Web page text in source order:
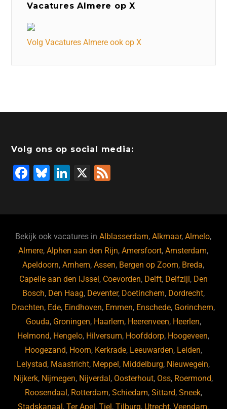
Vacatures Almere op X
Volg Vacatures Almere ook op X
Volg ons op social media:
F
b
o
o
k
Bl
ky
Li
dI
n
X
Bekijk ook vacatures inAlblasserdam,Alkmaar,Almelo,
Almere,Alphen aan den Rijn,Amersfoort,Amsterdam,
Apeldoorn,Arnhem,Assen, Bergen op Zoom, Breda,
Capelle aan den IJssel, Coevorden, Delft, Delfzijl, Den
Bosch, Den Haag, Deventer, Doetinchem, Dordrecht,
Drachten, Ede, Eindhoven, Emmen, Enschede, Gorinchem,
Gouda, Groningen, Haarlem, Heerenveen, Heerlen,
Helmond, Hengelo, Hilversum, Hoofddorp, Hoogeveen,
Hoogezand, Hoorn, Kerkrade, Leeuwarden, Leiden,
Lelystad, Maastricht, Meppel, Middelburg, Nieuwegein,
Nijkerk, Nijmegen, Nijverdal, Oosterhout, Oss, Roermond,
Roosendaal, Rotterdam, Schiedam, Sittard, Sneek,
Stadskanaal,Ter Apel,Tiel,Tilburg, Utrecht,Veendam,